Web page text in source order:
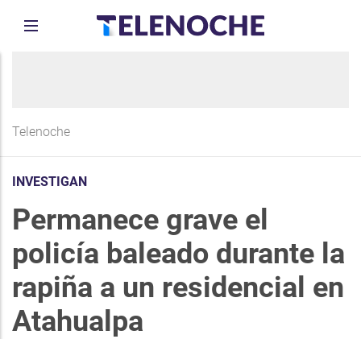
Telenoche
INVESTIGAN
Permanece grave el
policía baleado durante la
rapiña a un residencial en
Atahualpa